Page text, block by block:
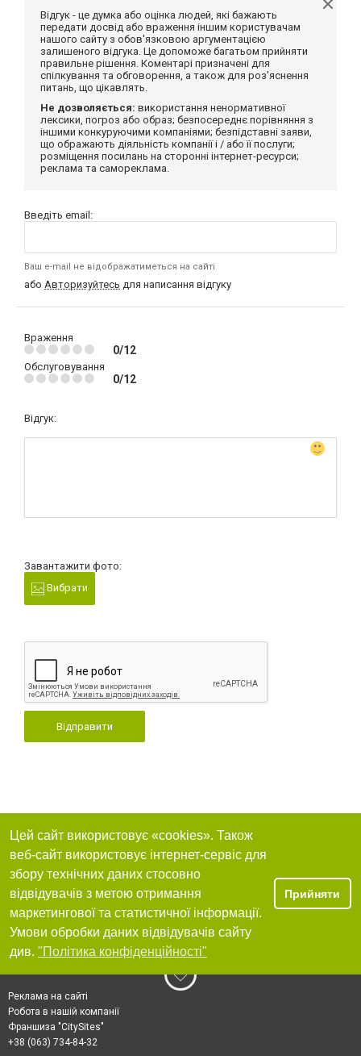
Відгук - це думка або оцінка людей, які бажають
передати досвід або враження іншим користувачам
нашого сайту з обов'язковою аргументацією
залишеного відгука. Це допоможе багатьом прийняти
правильне рішення. Коментарі призначені для
спілкування та обговорення, а також для роз'яснення
питань, що цікавлять.
Не дозволяється: використання ненормативної
лексики, погроз або образ; безпосереднє порівняння з
іншими конкуруючими компаніями; безпідставні заяви,
що ображають діяльність компанії і / або її послуги;
розміщення посилань на сторонні інтернет-ресурси;
реклама та самореклама.
Введіть email:
Ваш e-mail не відображатиметься на сайті
або Авторизуйтесь для написання відгуку
Враження
0/12
Обслуговування
0/12
Відгук:
Завантажити фото:
Вибрати
Відправити
Цей сайт використовує «cookies». Також
веб-сайт використовує інтернет-сервіс для
збору технічних даних стосовно
відвідувачів з метою отримання
маркетингової та статистичної інформації.
Умови обробки даних відвідувачів сайту
див. "Політика конфіденційності"
Прийняти
Реклама на сайті
Робота в нашій компанії
Франшиза "CitySites"
+38 (063) 734-84-32